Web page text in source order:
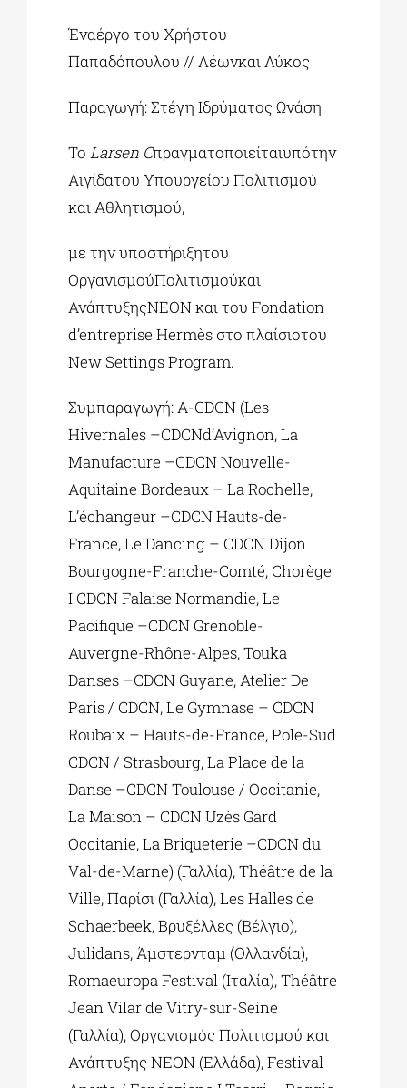
Έναέργο του Χρήστου
Παπαδόπουλου // Λέωνκαι Λύκος
Παραγωγή: Στέγη Ιδρύματος Ωνάση
Το Larsen Cπραγματοποιείταιυπότην
Αιγίδατου Υπουργείου Πολιτισμού
και Αθλητισμού,
με την υποστήριξητου
ΟργανισμούΠολιτισμούκαι
ΑνάπτυξηςΝΕΟΝ και του Fondation
d’entreprise Hermès στο πλαίσιοτου
New Settings Program.
Συμπαραγωγή: A-CDCN (Les
Hivernales –CDCNd’Avignon, La
Manufacture –CDCN Nouvelle-
Aquitaine Bordeaux – La Rochelle,
L’échangeur –CDCN Hauts-de-
France, Le Dancing – CDCN Dijon
Bourgogne-Franche-Comté, Chorège
I CDCN Falaise Normandie, Le
Pacifique –CDCN Grenoble-
Auvergne-Rhône-Alpes, Touka
Danses –CDCN Guyane, Atelier De
Paris / CDCN, Le Gymnase – CDCN
Roubaix – Hauts-de-France, Pole-Sud
CDCN / Strasbourg, La Place de la
Danse –CDCN Toulouse / Occitanie,
La Maison – CDCN Uzès Gard
Occitanie, La Briqueterie –CDCN du
Val-de-Marne) (Γαλλία), Théâtre de la
Ville, Παρίσι (Γαλλία), Les Halles de
Schaerbeek, Βρυξέλλες (Βέλγιο),
Julidans, Άμστερνταμ (Ολλανδία),
Romaeuropa Festival (Ιταλία), Théâtre
Jean Vilar de Vitry-sur-Seine
(Γαλλία), Οργανισμός Πολιτισμού και
Ανάπτυξης ΝΕΟΝ (Ελλάδα), Festival